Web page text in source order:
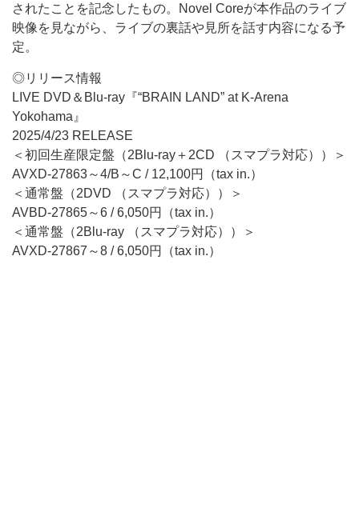
されたことを記念したもの。Novel Coreが本作品のライブ
映像を見ながら、ライブの裏話や見所を話す内容になる予
定。
◎リリース情報
LIVE DVD＆Blu-ray『“BRAIN LAND” at K-Arena
Yokohama』
2025/4/23 RELEASE
＜初回生産限定盤（2Blu-ray＋2CD （スマプラ対応））＞
AVXD-27863～4/B～C / 12,100円（tax in.）
＜通常盤（2DVD （スマプラ対応））＞
AVBD-27865～6 / 6,050円（tax in.）
＜通常盤（2Blu-ray （スマプラ対応））＞
AVXD-27867～8 / 6,050円（tax in.）